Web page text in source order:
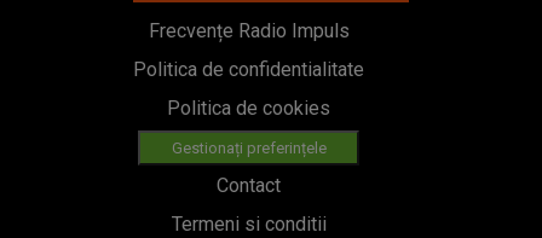
Frecvențe Radio Impuls
Politica de confidentialitate
Politica de cookies
Gestionați preferințele
Contact
Termeni si conditii